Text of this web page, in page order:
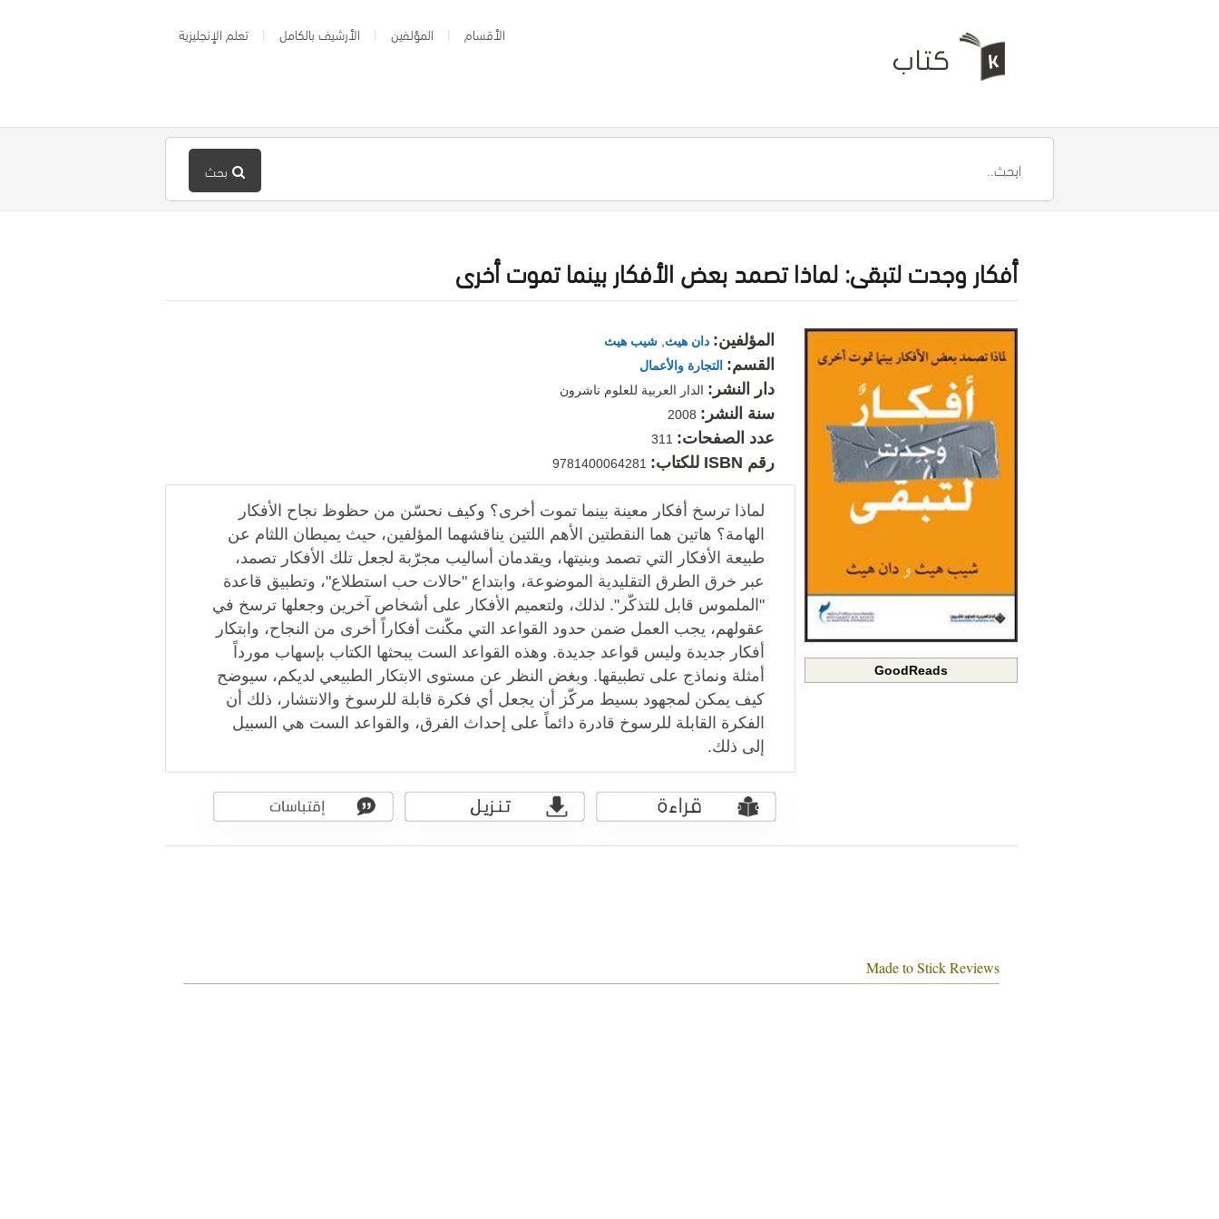
الأقسام المؤلفين الأرشيف بالكامل تعلم الإنجليزية
بحث
أفكار وجدت لتبقى: لماذا تصمد بعض الأفكار بينما تموت أخرى
GoodReads
المؤلفين: دان هيث شيب هيث
القسم: التجارة والأعمال
دار النشر: الدار العربية للعلوم ناشرون
سنة النشر:
عدد الصفحات:
رقم ISBN للكتاب: 9781400064281
لماذا ترسخ أفكار معينة بينما تموت أخرى؟ وكيف نحسّن من حظوظ نجاح الأفكار
الهامة؟ هاتين هما النقطتين الأهم اللتين يناقشهما المؤلفين، حيث يميطان اللثام عن
طبيعة الأفكار التي تصمد وبنيتها، ويقدمان أساليب مجرّبة لجعل تلك الأفكار تصمد،
عبر خرق الطرق التقليدية الموضوعة، وابتداع "حالات حب استطلاع"، وتطبيق قاعدة
"الملموس قابل للتذكّر". لذلك، ولتعميم الأفكار على أشخاص آخرين وجعلها ترسخ في
عقولهم، يجب العمل ضمن حدود القواعد التي مكّنت أفكاراً أخرى من النجاح، وابتكار
أفكار جديدة وليس قواعد جديدة. وهذه القواعد الست يبحثها الكتاب بإسهاب مورداً
أمثلة ونماذج على تطبيقها. وبغض النظر عن مستوى الابتكار الطبيعي لديكم، سيوضح
كيف يمكن لمجهود بسيط مركّز أن يجعل أي فكرة قابلة للرسوخ والانتشار، ذلك أن
الفكرة القابلة للرسوخ قادرة دائماً على إحداث الفرق، والقواعد الست هي السبيل
إلى ذلك.
Made to Stick Reviews